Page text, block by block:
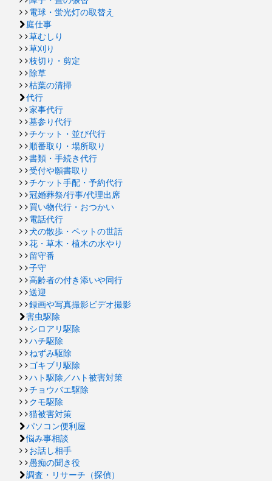
電球・蛍光灯の取替え
庭仕事
草むしり
草刈り
枝切り・剪定
除草
枯葉の清掃
代行
家事代行
墓参り代行
チケット・並び代行
順番取り・場所取り
書類・手続き代行
受付や願書取り
チケット手配・予約代行
冠婚葬祭/行事/代理出席
買い物代行・おつかい
電話代行
犬の散歩・ペットの世話
花・草木・植木の水やり
留守番
子守
高齢者の付き添いや同行
送迎
録画や写真撮影ビデオ撮影
害虫駆除
シロアリ駆除
ハチ駆除
ねずみ駆除
ゴキブリ駆除
ハト駆除／ハト被害対策
チョウバエ駆除
クモ駆除
猫被害対策
パソコン便利屋
悩み事相談
お話し相手
愚痴の聞き役
調査・リサーチ（探偵）